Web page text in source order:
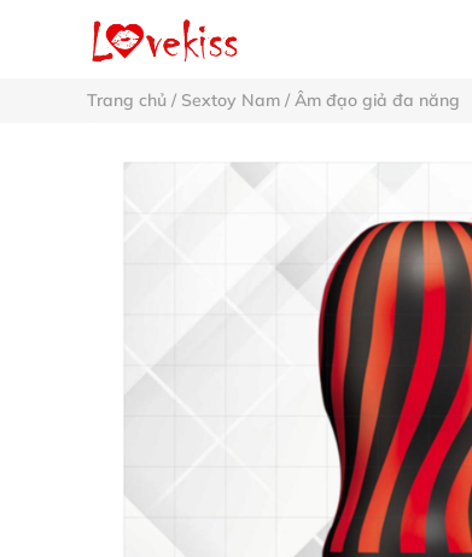
Trang chủ / Sextoy Nam / Âm đạo giả đa năng